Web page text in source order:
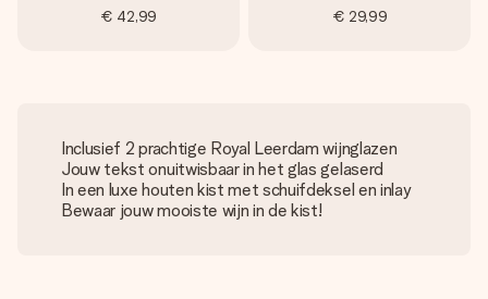
€ 42,99 € 29,99
Inclusief 2 prachtige Royal Leerdam wijnglazen
Jouw tekst onuitwisbaar in het glas gelaserd
In een luxe houten kist met schuifdeksel en inlay
Bewaar jouw mooiste wijn in de kist!